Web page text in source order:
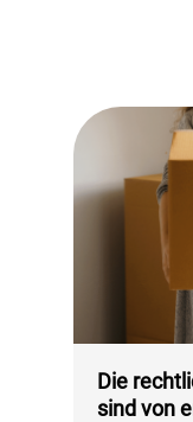
Die
sind von